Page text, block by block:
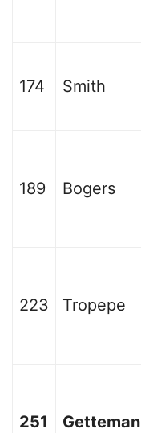
174 Smith
189 Bogers
223 Tropepe
251 Getteman